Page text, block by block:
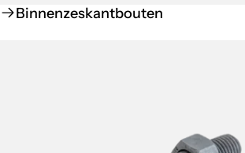
Binnenzeskantbouten